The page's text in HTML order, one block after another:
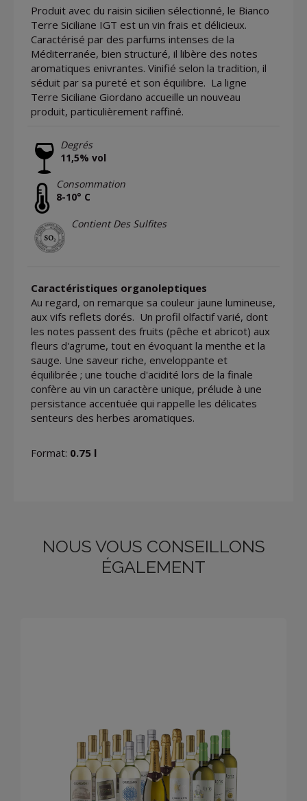
Produit avec du raisin sicilien sélectionné, le Bianco
Terre Siciliane IGT est un vin frais et délicieux.
Caractérisé par des parfums intenses de la
Méditerranée, bien structuré, il libère des notes
aromatiques enivrantes. Vinifié selon la tradition, il
séduit par sa pureté et son équilibre. La ligne
Terre Siciliane Giordano accueille un nouveau
produit, particulièrement raffiné.
Degrés
11,5% vol
Consommation
8-10° C
Contient Des Sulfites
Caractéristiques organoleptiques
Au regard, on remarque sa couleur jaune lumineuse,
aux vifs reflets dorés. Un profil olfactif varié, dont
les notes passent des fruits (pêche et abricot) aux
fleurs d'agrume, tout en évoquant la menthe et la
sauge. Une saveur riche, enveloppante et
équilibrée ; une touche d'acidité lors de la finale
confère au vin un caractère unique, prélude à une
persistance accentuée qui rappelle les délicates
senteurs des herbes aromatiques.
Format: 0.75 l
NOUS VOUS CONSEILLONS
ÉGALEMENT